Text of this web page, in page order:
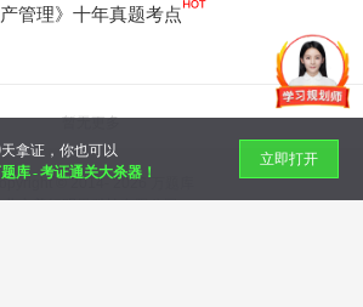
管理》十年真题考点
暂无更多
© 2014-2026 万题库
北京美好明天科技有限公司
拿证，你也可以
库-考证通关大杀器！
立即打开